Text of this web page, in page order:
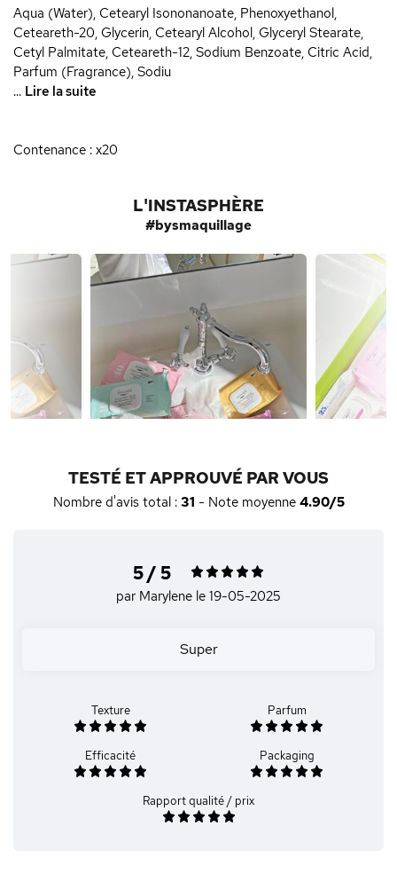
Aqua (Water), Cetearyl Isononanoate, Phenoxyethanol,
Ceteareth-20, Glycerin, Cetearyl Alcohol, Glyceryl Stearate,
Cetyl Palmitate, Ceteareth-12, Sodium Benzoate, Citric Acid,
Parfum (Fragrance), Sodiu
... Lire la suite
Contenance : x20
L'INSTASPHÈRE
#bysmaquillage
TESTÉ ET APPROUVÉ PAR VOUS
Nombre d'avis total : 31 - Note moyenne 4.90/5
5 / 5
par Marylene le 19-05-2025
Super
Texture Parfum
Efficacité Packaging
Rapport qualité / prix